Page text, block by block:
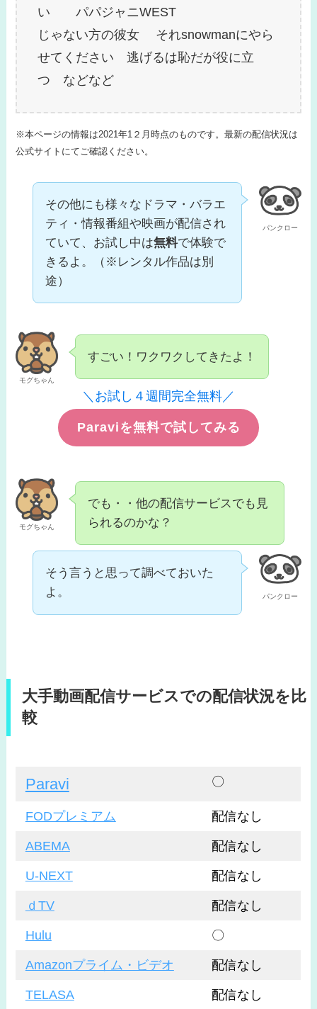
い パパジャニWEST
じゃない方の彼女 それsnowmanにやら
せてください 逃げるは恥だが役に立
つ などなど
※本ページの情報は2021年1２月時点のものです。最新の配信状況は
公式サイトにてご確認ください。
パンクロー
その他にも様々なドラマ・バラエ
ティ・情報番組や映画が配信され
ていて、お試し中は無料で体験で
きるよ。（※レンタル作品は別
途）
モグちゃん
すごい！ワクワクしてきたよ！
＼お試し４週間完全無料／
Paraviを無料で試してみる
モグちゃん
でも・・他の配信サービスでも見
られるのかな？
パンクロー
そう言うと思って調べておいた
よ。
大手動画配信サービスでの配信状況を比
較
Paravi 〇
FODプレミアム 配信なし
ABEMA 配信なし
U-NEXT 配信なし
ｄTV 配信なし
Hulu 〇
Amazonプライム・ビデオ 配信なし
TELASA 配信なし